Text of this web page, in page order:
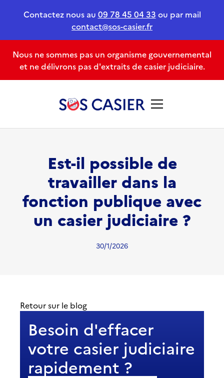
Contactez nous au 09 78 45 04 33 ou par mail
contact@sos-casier.fr
Nous ne sommes pas un organisme gouvernemental
et ne délivrons pas d'extraits de casier judiciaire.
Est-il possible de
travailler dans la
fonction publique avec
un casier judiciaire ?
30/1/2026
Retour sur le blog
Besoin d'effacer
votre casier judiciaire
rapidement ?